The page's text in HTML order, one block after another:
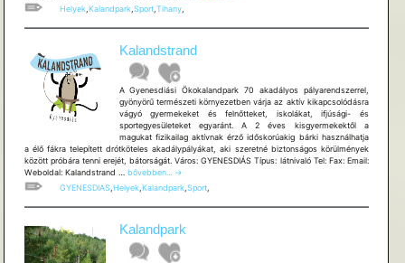
kalandpark
Helyek, Kalandpark, Sport, Tihany,
Kalandstrand
A Gyenesdiási Ökokalandpark 70 akadályos pályarendszerrel,
gyönyörű természeti környezetben várja az aktív kikapcsolódásra
vágyó gyermekeket és felnőtteket, iskolákat, ifjúsági- és
sportegyesületeket egyaránt. A 2 éves kisgyermekektől a
magukat fizikailag aktívnak érző időskorúakig bárki használhatja
a élő fákra telepített drótköteles akadálypályákat, aki szeretné biztonságos körülmények
között próbára tenni erejét, bátorságát. Város: GYENESDIÁS Típus: látnivaló Tel: Fax: Email:
Weboldal: Kalandstrand … Kalandstrand
bővebben... →
GYENESDIAS, Helyek, Kalandpark, Sport,
Kalandpark